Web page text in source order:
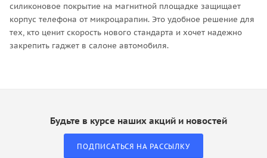
силиконовое покрытие на магнитной площадке защищает
корпус телефона от микроцарапин. Это удобное решение для
тех, кто ценит скорость нового стандарта и хочет надежно
закрепить гаджет в салоне автомобиля.
Будьте в курсе наших акций и новостей
ПОДПИСАТЬСЯ НА РАССЫЛКУ